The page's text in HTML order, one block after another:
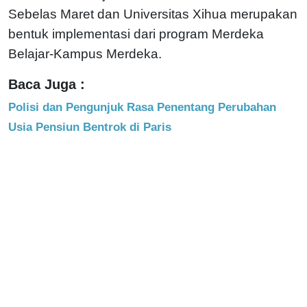
Sebelas Maret dan Universitas Xihua merupakan
bentuk implementasi dari program Merdeka
Belajar-Kampus Merdeka.
Baca Juga :
Polisi dan Pengunjuk Rasa Penentang Perubahan
Usia Pensiun Bentrok di Paris